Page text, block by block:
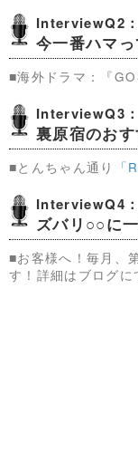
InterviewQ2：
今一番ハマ
■海外ドラマ：『
InterviewQ3：
裏原宿のお
■とんちゃん通り 「
InterviewQ4：
ズバリ○○に一
■お客様へ！毎月、
す！詳細はブログに